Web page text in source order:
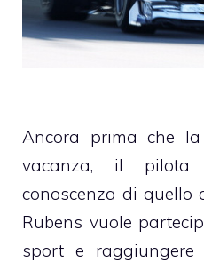
Ancora prima che la
vacanza, il
conoscenza di quello
Rubens vuole
sport e